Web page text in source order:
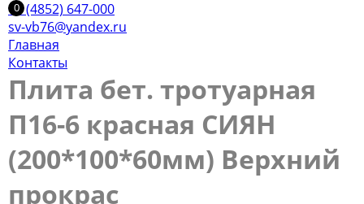
+7 (4852) 647-000
sv-vb76@yandex.ru
Главная
Контакты
Плита бет. тротуарная
П16-6 красная СИЯН
(200*100*60мм) Верхний
прокрас